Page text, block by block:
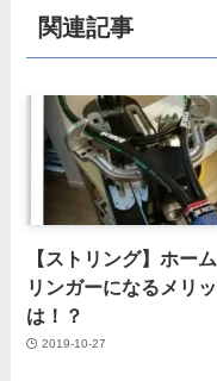
関連記事
【ストリング】ホー
リンガーになるメリ
は！？
2019-10-27